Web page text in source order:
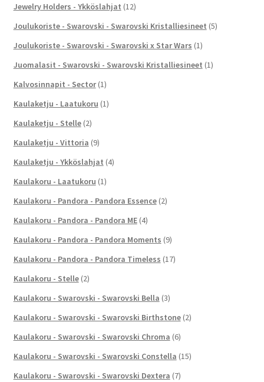
Jewelry Holders - Ykköslahjat (12)
Joulukoriste - Swarovski - Swarovski Kristalliesineet (5)
Joulukoriste - Swarovski - Swarovski x Star Wars (1)
Juomalasit - Swarovski - Swarovski Kristalliesineet (1)
Kalvosinnapit - Sector (1)
Kaulaketju - Laatukoru (1)
Kaulaketju - Stelle (2)
Kaulaketju - Vittoria (9)
Kaulaketju - Ykköslahjat (4)
Kaulakoru - Laatukoru (1)
Kaulakoru - Pandora - Pandora Essence (2)
Kaulakoru - Pandora - Pandora ME (4)
Kaulakoru - Pandora - Pandora Moments (9)
Kaulakoru - Pandora - Pandora Timeless (17)
Kaulakoru - Stelle (2)
Kaulakoru - Swarovski - Swarovski Bella (3)
Kaulakoru - Swarovski - Swarovski Birthstone (2)
Kaulakoru - Swarovski - Swarovski Chroma (6)
Kaulakoru - Swarovski - Swarovski Constella (15)
Kaulakoru - Swarovski - Swarovski Dextera (7)